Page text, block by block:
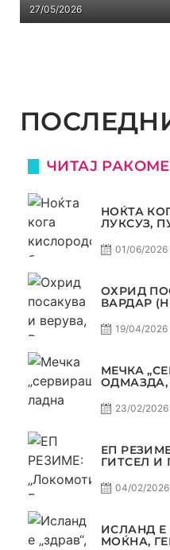
С5Е8
27/05/2026
ЧИТАЈ
НОЌТА
ЛУКСУЗ,
01/06/2026
ОХРИД
ВАРДАР
19/04/2026
МЕЧКА
ОДМАЗДА,
23/02/2026
ЕП
ГИТСЕЛ И
04/02/2026
ИСЛАНД Е
МОЌНА,